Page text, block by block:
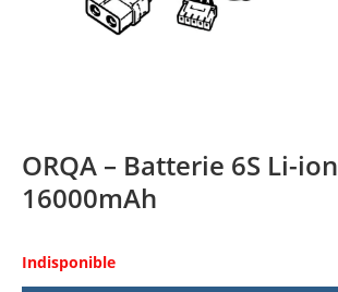
ORQA – Batterie 6S Li-ion
16000mAh
Indisponible